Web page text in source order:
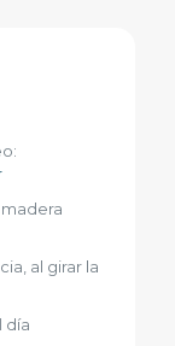
al girar la
día